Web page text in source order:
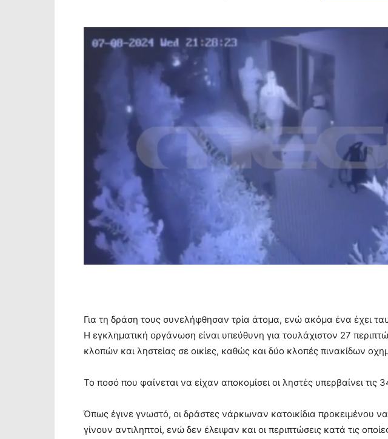
Για τη δράση τους συνελήφθησαν τρία άτομα, ενώ ακόμα ένα έχει
Η εγκληματική οργάνωση είναι υπεύθυνη για τουλάχιστον 27
κλοπών και ληστείας σε οικίες, καθώς και δύο κλοπές πινακίδων
Το ποσό που φαίνεται να είχαν αποκομίσει οι ληστές υπερβαίνει τις
Όπως έγινε γνωστό, οι δράστες νάρκωναν κατοικίδια προκειμένου
γίνουν αντιληπτοί, ενώ δεν έλειψαν και οι περιπτώσεις κατά τις